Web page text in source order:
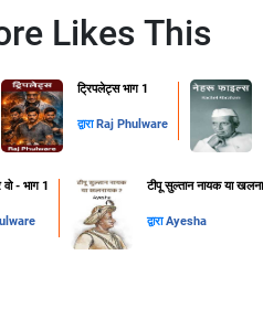
Likes This
ट्रिपलेट्स भाग 1
द्वारा Raj Phulware
- भाग 1 टीपू सुल्तान नायक या
द्वाराAyesha